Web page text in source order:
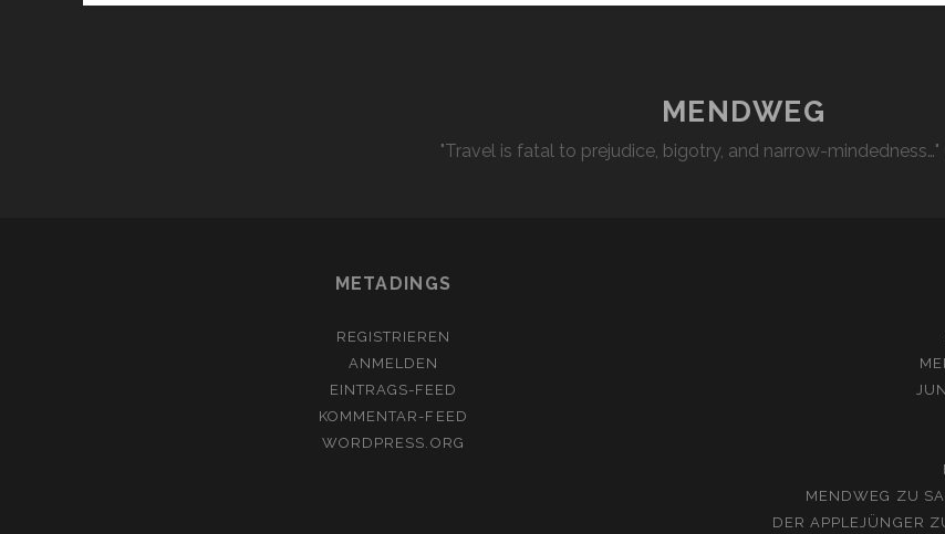
MENDWEG
"Travel is fatal to prejudice, bigotry, and narrow-mindedness…"
METADINGS
REGISTRIEREN
ANMELDEN
EINTRAGS-FEED
KOMMENTAR-FEED
WORDPRESS.ORG
MENDWEG ZU
DER APPLEJÜNGER